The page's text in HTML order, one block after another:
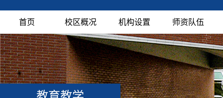
首页 校区概况 机构设置 师资队伍